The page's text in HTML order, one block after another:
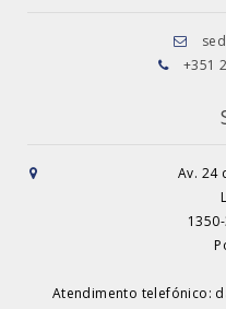
+351
Av. 24
Atendimento telefónico: